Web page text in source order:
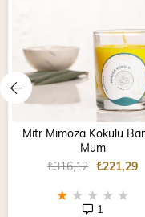
Mitr Mimoza Kokulu
Mum
★ ★ ★ ★ ★
1
₺221,29
₺316,12